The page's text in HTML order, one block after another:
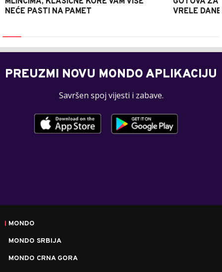
NEĆE PASTI NA PAMET
VRELE DANE
PREUZMI NOVU MONDO APLIKACIJU
Savršen spoj vijesti i zabave.
MONDO
MONDO SRBIJA
MONDO CRNA GORA